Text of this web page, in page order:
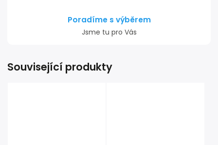
Poradíme s výběrem
Jsme tu pro Vás
Související produkty